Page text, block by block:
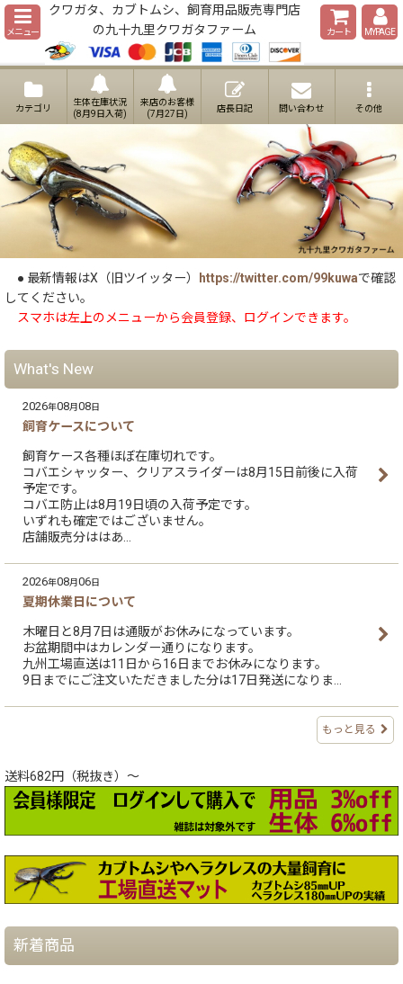
メニュー
クワガタ、カブトムシ、飼育用品販売専門店
の九十九里クワガタファーム
カート MYPAGE
カテゴリ
生体在庫状況
(8月9日入荷)
来店のお客様
(7月27日)
店長日記 問い合わせ その他
● 最新情報はX（旧ツイッター） https://twitter.com/99kuwaで確認
してください。
スマホは左上のメニューから会員登録、ログインできます。
What's New
2026年08月08日
飼育ケースについて
飼育ケース各種ほぼ在庫切れです。
コバエシャッター、クリアスライダーは8月15日前後に入荷
予定です。
コバエ防止は8月19日頃の入荷予定です。
いずれも確定ではございません。
店舗販売分ははあ…
2026年08月06日
夏期休業日について
木曜日と8月7日は通販がお休みになっています。
お盆期間中はカレンダー通りになります。
九州工場直送は11日から16日までお休みになります。
9日までにご注文いただきました分は17日発送になりま…
もっと見る
送料682円（税抜き）～
新着商品